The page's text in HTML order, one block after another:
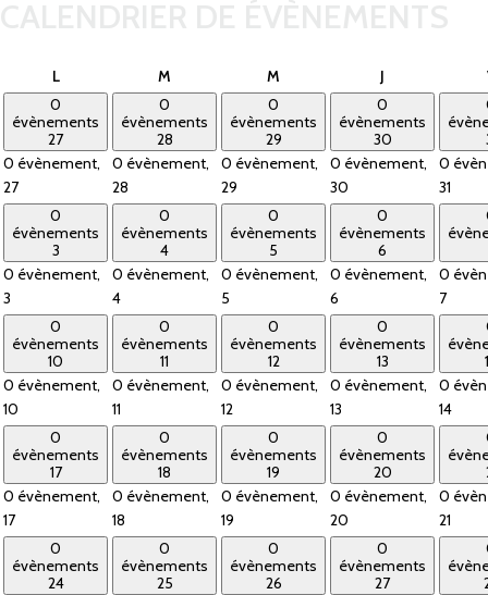
Llundi M M J
0
évènements
27
0 évènement,
27
0
évènements
28
0 évènement,
28
0
évènements
29
0 évènement,
29
0
évènements
30
0 évènement,
30
0
31
0
évènements
3
0 évènement,
3
0
évènements
4
0 évènement,
4
0
évènements
5
0 évènement,
5
0
évènements
6
0 évènement,
6
0
7
0
évènements
10
0 évènement,
10
0
évènements
11
0 évènement,
11
0
évènements
12
0 évènement,
12
0
évènements
13
0 évènement,
13
0
14
0
évènements
17
0 évènement,
17
0
évènements
18
0 évènement,
18
0
évènements
19
0 évènement,
19
0
évènements
20
0 évènement,
20
0
21
0
évènements
24
0
évènements
25
0
évènements
26
0
évènements
27